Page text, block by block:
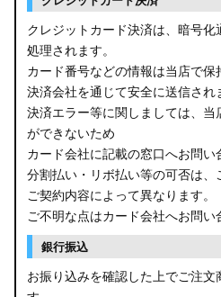
クレジットカード決済は、暗号化
処理されます。
カード番号などの情報は当店で保
決済会社を通じて安全に送信され
決済エラー等に関しましては、当
ができないため
カード会社に記載の窓口へお問い
分割払い・リボ払い等の可否は
ご契約内容によって異なります。
ご不明な点はカード会社へお問い
銀行振込
お振り込みを確認した上でご注文